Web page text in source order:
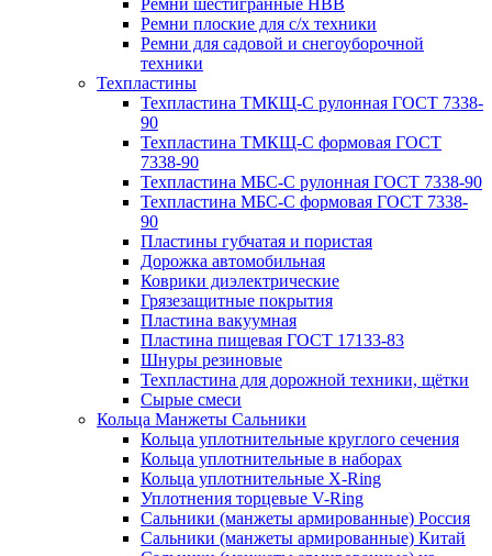
Ремни шестигранные HBB
Ремни плоские для с/х техники
Ремни для садовой и снегоуборочной
техники
Техпластины
Техпластина ТМКЩ-С рулонная ГОСТ 7338-
90
Техпластина ТМКЩ-С формовая ГОСТ
7338-90
Техпластина МБС-С рулонная ГОСТ 7338-90
Техпластина МБС-С формовая ГОСТ 7338-
90
Пластины губчатая и пористая
Дорожка автомобильная
Коврики диэлектрические
Грязезащитные покрытия
Пластина вакуумная
Пластина пищевая ГОСТ 17133-83
Шнуры резиновые
Техпластина для дорожной техники, щётки
Сырые смеси
Кольца Манжеты Сальники
Кольца уплотнительные круглого сечения
Кольца уплотнительные в наборах
Кольца уплотнительные Х-Ring
Уплотнения торцевые V-Ring
Сальники (манжеты армированные) Россия
Сальники (манжеты армированные) Китай